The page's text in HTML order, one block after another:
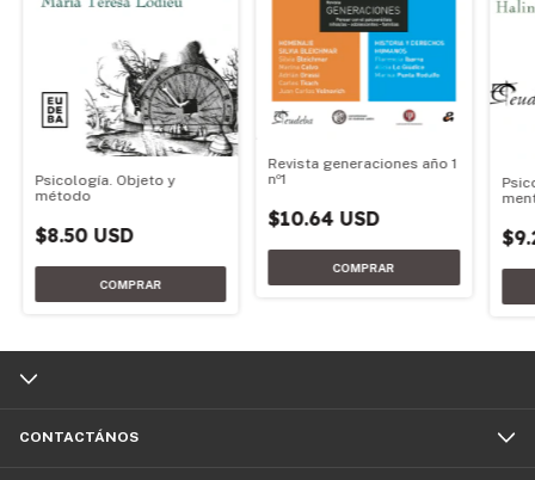
Psicología. Objeto y
método
$8.50 USD
Revista generaciones año 1
nº1
$10.64 USD
CONTACTÁNOS